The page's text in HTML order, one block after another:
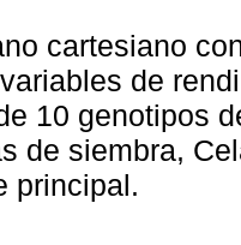
cartesiano
de
10 genotipos
de siembra,
principal.